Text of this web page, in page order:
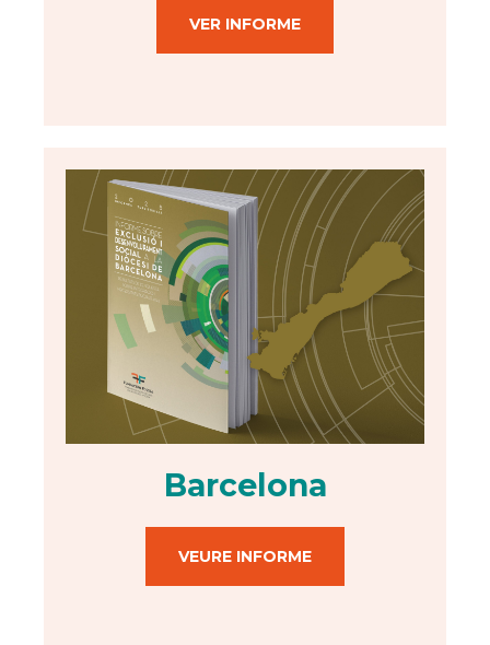
VER INFORME
Barcelona
VEURE INFORME